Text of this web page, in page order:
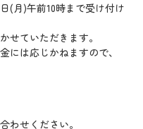
(月)午前10時まで受け付け
せていただきます。
には応じかねますので、
わせください。